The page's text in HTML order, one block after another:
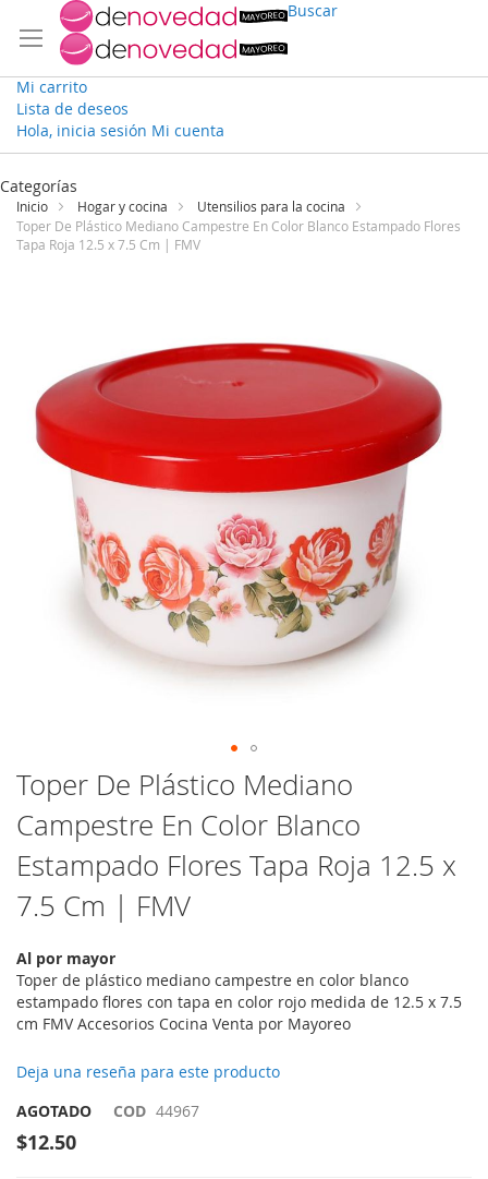
Buscar
Mi carrito
Lista de deseos
Hola, inicia sesión Mi cuenta
Ir
contenido
Categorías
Inicio Hogar y cocina
Utensilios para la cocina
Toper De Plástico Mediano Campestre En Color Blanco Estampado Flores
Tapa Roja 12.5 x 7.5 Cm | FMV
galería
imágenes
Saltar
al
comienzo
de
la
de
Toper De Plástico Mediano
Campestre En Color Blanco
Estampado Flores Tapa Roja 12.5 x
7.5 Cm | FMV
Al por mayor
Toper de plástico mediano campestre en color blanco
estampado flores con tapa en color rojo medida de 12.5 x 7.5
cm FMV Accesorios Cocina Venta por Mayoreo
Deja una reseña para este producto
AGOTADO
COD 44967
$12.50